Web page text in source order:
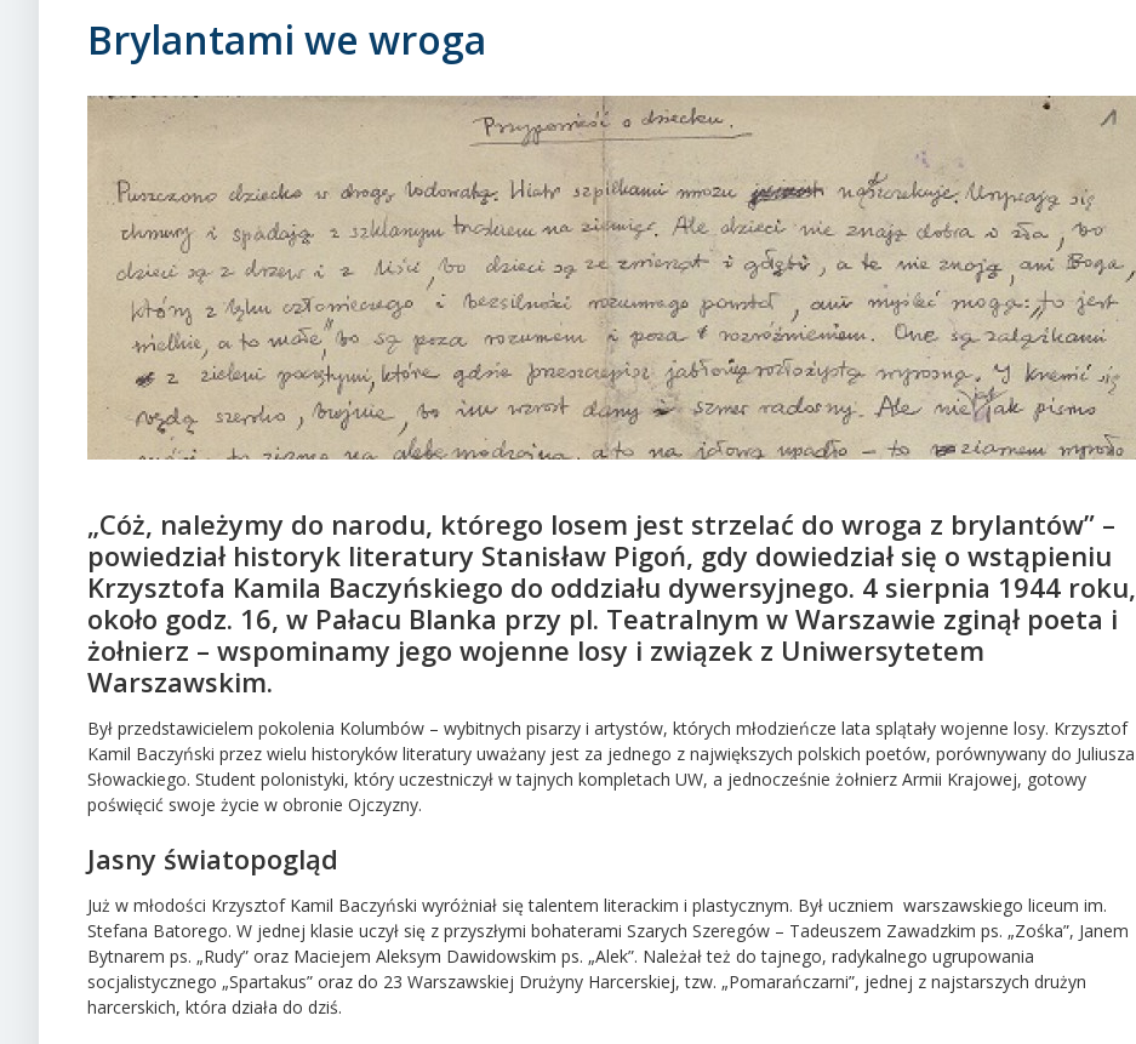
Brylantami we wroga
„Cóż, należymy do narodu, którego losem jest strzelać do wroga z brylantów” –
powiedział historyk literatury Stanisław Pigoń, gdy dowiedział się o wstąpieniu
Krzysztofa Kamila Baczyńskiego do oddziału dywersyjnego. 4 sierpnia 1944 roku,
około godz. 16, w Pałacu Blanka przy pl. Teatralnym w Warszawie zginął poeta i
żołnierz – wspominamy jego wojenne losy i związek z Uniwersytetem
Warszawskim.
Był przedstawicielem pokolenia Kolumbów – wybitnych pisarzy i artystów, których młodzieńcze lata splątały wojenne losy. Krzysztof
Kamil Baczyński przez wielu historyków literatury uważany jest za jednego z największych polskich poetów, porównywany do Juliusza
Słowackiego. Student polonistyki, który uczestniczył w tajnych kompletach UW, a jednocześnie żołnierz Armii Krajowej, gotowy
poświęcić swoje życie w obronie Ojczyzny.
Jasny światopogląd
Już w młodości Krzysztof Kamil Baczyński wyróżniał się talentem literackim i plastycznym. Był uczniem warszawskiego liceum im.
Stefana Batorego. W jednej klasie uczył się z przyszłymi bohaterami Szarych Szeregów – Tadeuszem Zawadzkim ps. „Zośka”, Janem
Bytnarem ps. „Rudy” oraz Maciejem Aleksym Dawidowskim ps. „Alek”. Należał też do tajnego, radykalnego ugrupowania
socjalistycznego „Spartakus” oraz do 23 Warszawskiej Drużyny Harcerskiej, tzw. „Pomarańczarni”, jednej z najstarszych drużyn
harcerskich, która działa do dziś.